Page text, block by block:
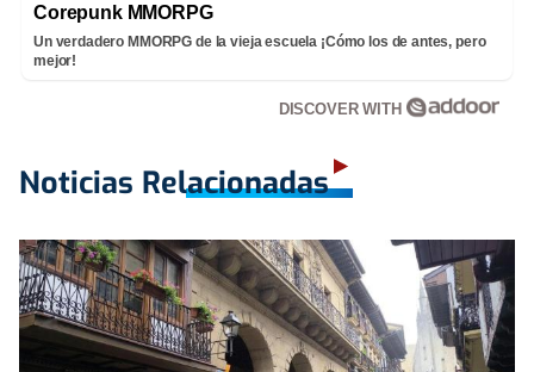
Corepunk MMORPG
Un verdadero MMORPG de la vieja escuela ¡Cómo los de antes, pero
mejor!
DISCOVER WITH
Noticias Relacionadas